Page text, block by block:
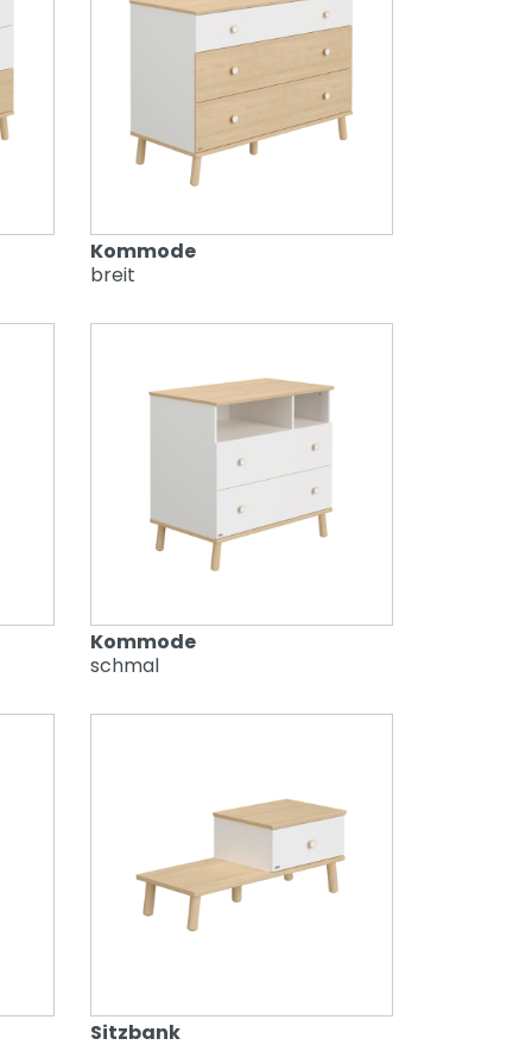
Kommode
breit
Kommode
schmal
Sitzbank